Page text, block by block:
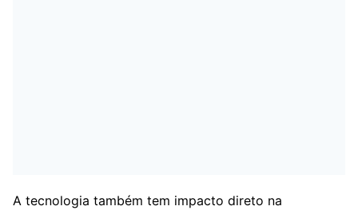
A tecnologia também tem impacto direto na